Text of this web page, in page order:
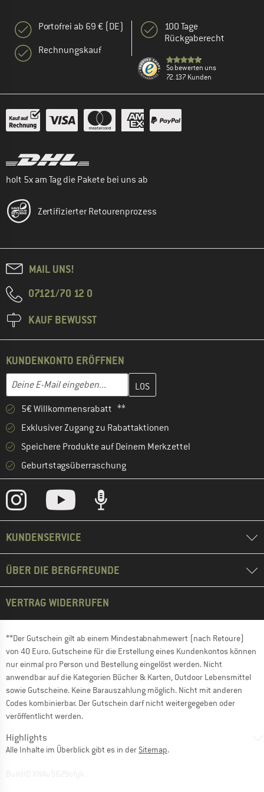
Portofrei ab 69 € (DE)
Rechnungskauf
100 Tage
Rückgaberecht
So bewerten uns
72.137 Kunden
holt 5x am Tag die Pakete bei uns ab
Zertifizierter Retourenprozess
MAIL UNS!
07121/70 12 0
KAUF BEWUSST
KUNDENKONTO ERÖFFNEN
E-Mail-Adresse
Gib hier deine E-Mail-Adresse ein und erstelle im nächsten
5€ Willkommensrabatt **
Exklusiver Zugang zu Rabattaktionen
Speichere Produkte auf Deinem Merkzettel
Geburtstagsüberraschung
KUNDENSERVICE
ÜBER DIE BERGFREUNDE
VERTRAG WIDERRUFEN
**Der Gutschein gilt ab einem Mindestabnahmewert (nach Retoure)
von 40 Euro. Gutscheine für die Erstellung eines Kundenkontos können
nur einmal pro Person und Bestellung eingelöst werden. Nicht
anwendbar auf die Kategorien Bücher & Karten, Outdoor Lebensmittel
sowie Gutscheine. Keine Barauszahlung möglich. Nicht mit anderen
Codes kombinierbar. Der Gutschein darf nicht weitergegeben oder
veröffentlicht werden.
Highlights
Alle Inhalte im Überblick gibt es in der Sitemap.